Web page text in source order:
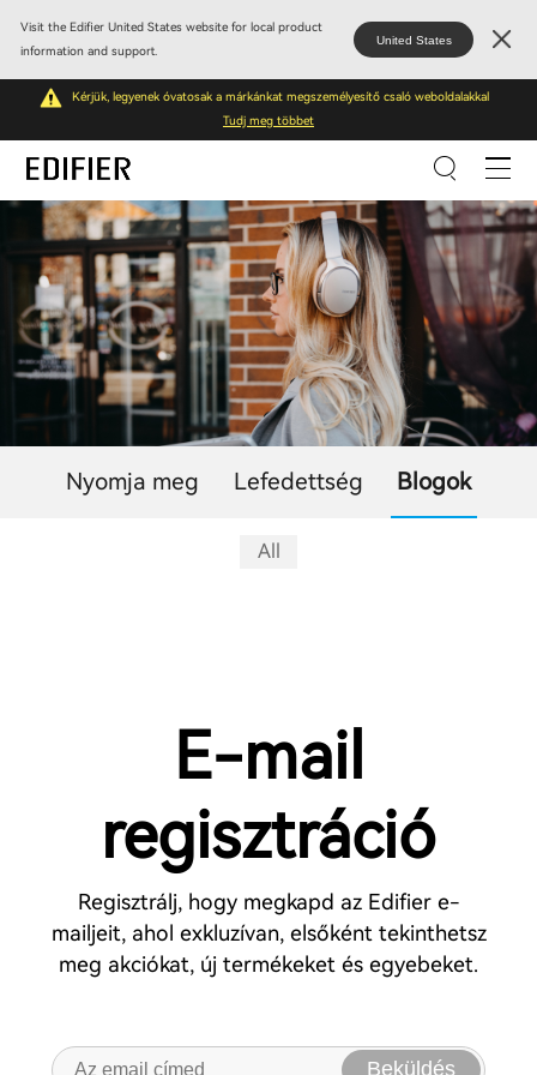
Visit the Edifier United States website for local product
information and support.
United States
Kérjük, legyenek óvatosak a márkánkat megszemélyesítő csaló weboldalakkal
Tudj meg többet
Nyomja meg Lefedettség Blogok
All
E-mail
regisztráció
Regisztrálj, hogy megkapd az Edifier e-
mailjeit, ahol exkluzívan, elsőként tekinthetsz
meg akciókat, új termékeket és egyebeket.
Beküldés